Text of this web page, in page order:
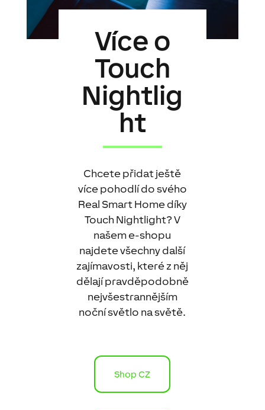
Více o
Touch
Nightlig
ht
Chcete přidat ještě
více pohodlí do svého
Real Smart Home díky
Touch Nightlight? V
našem e-shopu
najdete všechny další
zajímavosti, které z něj
dělají pravděpodobně
nejvšestrannějším
noční světlo na světě.
Shop CZ